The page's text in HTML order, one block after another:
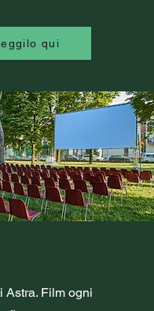
qui
Astra. Film ogni